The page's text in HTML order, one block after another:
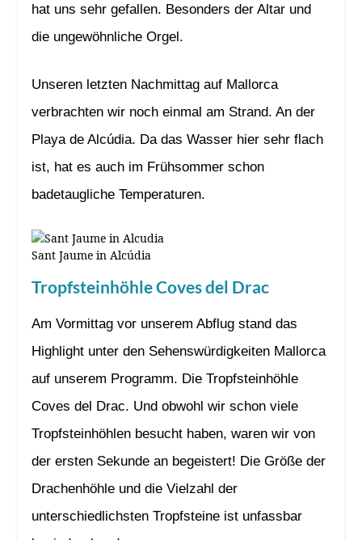
hat uns sehr gefallen. Besonders der Altar und
die ungewöhnliche Orgel.
Unseren letzten Nachmittag auf Mallorca
verbrachten wir noch einmal am Strand. An der
Playa de Alcúdia. Da das Wasser hier sehr flach
ist, hat es auch im Frühsommer schon
badetaugliche Temperaturen.
Sant Jaume in Alcúdia
Tropfsteinhöhle Coves del Drac
Am Vormittag vor unserem Abflug stand das
Highlight unter den Sehenswürdigkeiten Mallorca
auf unserem Programm. Die Tropfsteinhöhle
Coves del Drac. Und obwohl wir schon viele
Tropfsteinhöhlen besucht haben, waren wir von
der ersten Sekunde an begeistert! Die Größe der
Drachenhöhle und die Vielzahl der
unterschiedlichsten Tropfsteine ist unfassbar